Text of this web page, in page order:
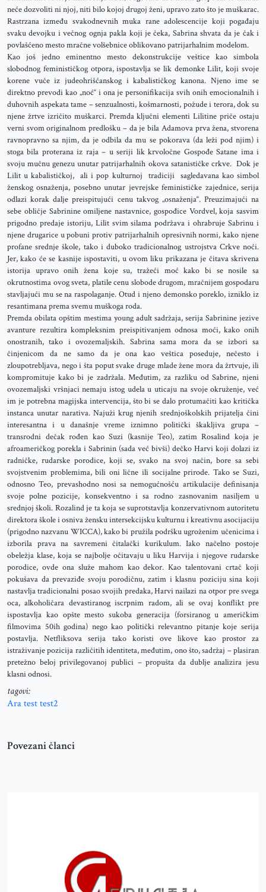
neće dozvoliti ni njoj, niti bilo kojoj drugoj ženi, upravo zato što je muškarac.
Rastrzana između svakodnevnih muka rane adolescencije koji pogađaju
svaku devojku i večnog ognja pakla koji je čeka, Sabrina shvata da je čak i
povlašćeno mesto mračne volšebnice oblikovano patrijarhalnim modelom.
Kao još jedno eminentno mesto dekonstrukcije veštice kao simbola
slobodnog feminističkog otpora, ispostavlja se lik demonke Lilit, koji svoje
korene vuče iz judeohrišćanskog i kabalističkog kanona. Njeno ime se
direktno prevodi kao „noć“ i ona je personifikacija svih onih emocionalnih i
duhovnih aspekata tame – senzualnosti, košmarnosti, požude i terora, dok su
njene žrtve izričito muškarci. Premda ključni elementi Lilitine priče ostaju
verni svom originalnom predlošku – da je bila Adamova prva žena, stvorena
ravnopravno sa njim, da je odbila da mu se pokorava (da leži pod njim) i
stoga bila proterana iz raja – u seriji lik krvoločne Gospođe Satane ima i
svoju mučnu genezu unutar patrijarhalnih okova satanističke crkve. Dok je
Lilit u kabalističkoj, ali i pop kulturnoj tradiciji sagledavana kao simbol
ženskog osnaženja, posebno unutar jevrejske feminističke zajednice, serija
odlazi korak dalje preispitujući cenu takvog „osnaženja“. Preuzimajući na
sebe obličje Sabrinine omiljene nastavnice, gospođice Vordvel, koja sasvim
prigodno predaje istoriju, Lilit svim silama podržava i ohrabruje Sabrinu i
njene drugarice u pobuni protiv patrijarhalnih opresivnih normi, kako njene
profane srednje škole, tako i duboko tradicionalnog ustrojstva Crkve noći.
Jer, kako će se kasnije ispostaviti, u ovom liku prikazana je čitava skrivena
istorija upravo onih žena koje su, tražeći moć kako bi se nosile sa
okrutnostima ovog sveta, platile cenu slobode drugom, mračnijem gospodaru
stavljajući mu se na raspolaganje. Otud i njeno demonsko poreklo, izniklo iz
resantimana prema svemu muškoga roda.
Premda obilata opštim mestima young adult sadržaja, serija Sabrinine jezive
avanture rezultira kompleksnim preispitivanjem odnosa moći, kako onih
onostranih, tako i ovozemaljskih. Sabrina sama mora da se izbori sa
činjenicom da ne samo da je ona kao veštica poseduje, nečesto i
zloupotrebljava, nego i šta poput svake druge mlade žene mora da žrtvuje, ili
kompromituje kako bi je zadržala. Međutim, za razliku od Sabrine, njeni
ovozemaljski vršnjaci nemaju istog udela u uticaju na svoje okruženje, već
im je potrebna magijska intervencija, što bi se dalo protumačiti kao kritička
instanca unutar narativa. Najuži krug njenih srednjoškolskih prijatelja čini
interesantna i u današnje vreme iznimno politički škakljiva grupa –
transrodni dečak rođen kao Suzi (kasnije Teo), zatim Rosalind koja je
afroameričkog porekla i Sabrinin (sada već bivši) dečko Harvi koji dolazi iz
radničke, rudarske porodice, koji se, svako na svoj način, bore sa sebi
svojstvenim problemima, bili oni lične ili socijalne prirode. Tako se Suzi,
odnosno Teo, prevashodno nosi sa nemogućnošću artikulacije definisanja
svoje polne pozicije, konsekventno i sa rodno zasnovanim nasiljem u
srednjoj školi. Rozalind je ta koja se suprotstavlja konzervativnom autoritetu
direktora škole i osniva žensku intersekcijsku kulturnu i kreativnu asocijaciju
(prigodno nazvanu WICCA), kako bi pružila podršku ugroženim učenicima i
izborila prava na savremeni čitalački kurikulum. Iako načelno postoje
obeležja klase, koja se najbolje očitavaju u liku Harvija i njegove rudarske
porodice, ovde ona služe mahom kao dekor. Kao talentovani crtač koji
pokušava da prevaziđe svoju porodičnu, zatim i klasnu poziciju sina koji
nastavlja tradicionalni posao svojih predaka, Harvi nailazi na otpor pre svega
oca, alkoholičara devastiranog iscrpnim radom, ali se ovaj konflikt pre
ispostavlja kao opšte mesto sukoba generacija (forsiranog u američkim
filmovima 50ih godina) nego kao politički relevantno pitanje koje serija
postavlja. Netfliksova serija tako koristi ove likove kao prostor za
istraživanje pozicija različitih identiteta, međutim, ono što, sadržaj – plasiran
pretežno beloj privilegovanoj publici – propušta da dublje analizira jesu
klasni odnosi.
tagovi:
Aratesttest2
Povezani članci